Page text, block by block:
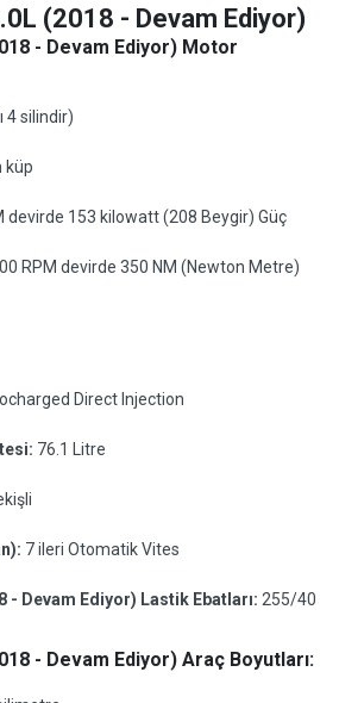
(2018 - Devam Ediyor)
- Devam Ediyor) Motor
4 silindir)
küp
devirde 153 kilowatt (208 Beygir) Güç
RPM devirde 350 NM (Newton Metre)
Direct Injection
76.1 Litre
7 ileri Otomatik Vites
- Devam Ediyor) Lastik Ebatları: 255/40
- Devam Ediyor) Araç Boyutları: